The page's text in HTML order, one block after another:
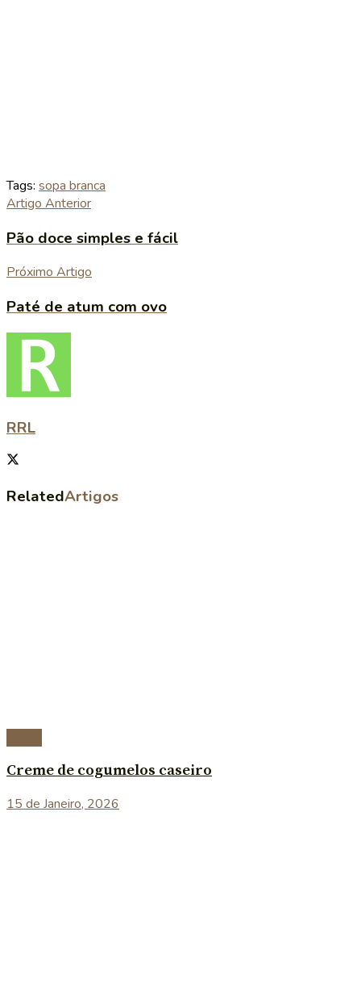
Tags: sopa branca
Artigo Anterior
Pão doce simples e fácil
Próximo Artigo
Paté de atum com ovo
RRL
RelatedArtigos
Creme de cogumelos caseiro
15 de Janeiro, 2026